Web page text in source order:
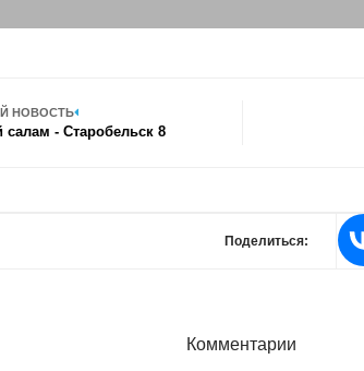
НОВОСТЬ
салам - Старобельск 8
Поделиться:
Комментарии